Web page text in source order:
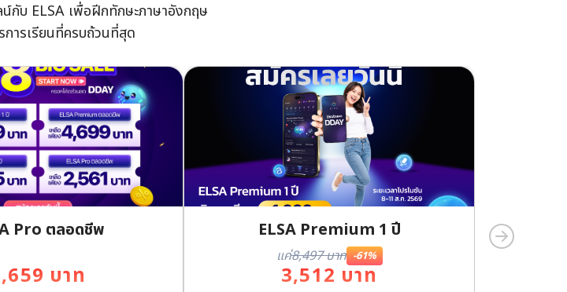
กับ ELSA เพื่อฝีกทักษะภาษาอังกฤษ
การเรียนที่ครบถ้วนที่สุด
Pro ตลอดชีพ
บาท
ELSA Premium 1 ปี
แค่8,497 บาท -61%
3,512 บาท
Next